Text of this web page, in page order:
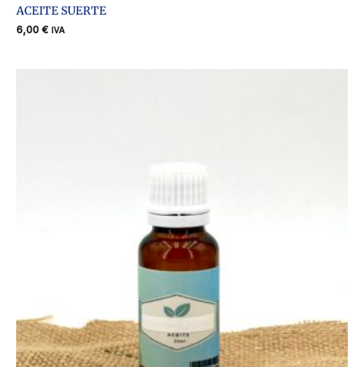
ACEITE SUERTE
6,00 € IVA